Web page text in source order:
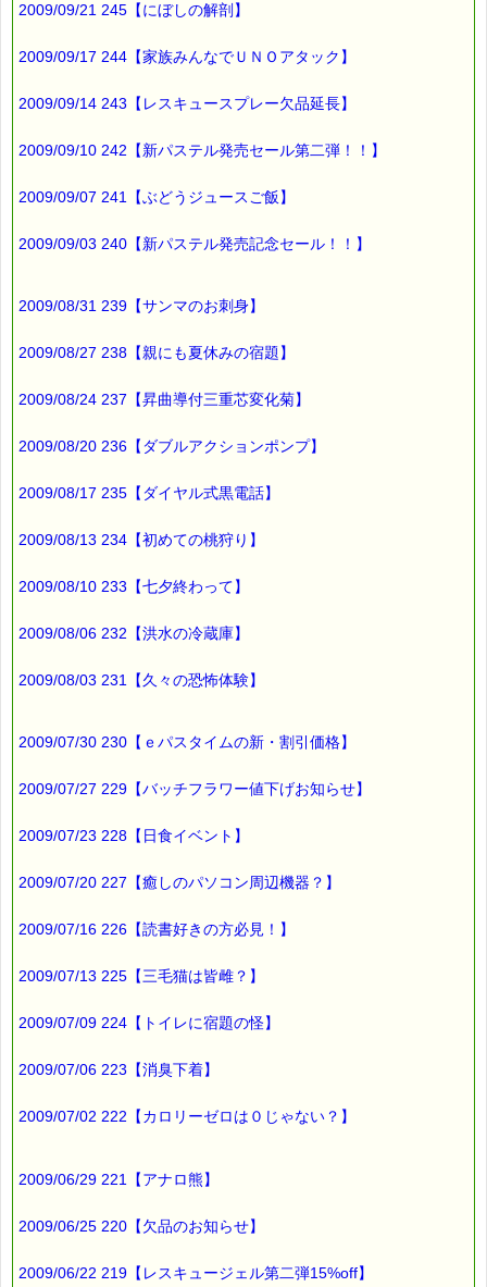
ます
https://pass-thyme.com/fit/p033.asp
https://pass-thyme.com/fit/p005.asp
▼過去のオススメ情報
ゴールデンウイークが
終わっちゃいましたね。
下記の期間中にご注文頂いた方には
5月3日（日）～ 5月6日（水）
大変お待たせして申し訳ありません。
順次発送作業をしておりますので、
今しばらくお待ちください。
いつもより当たる確率が高い
最後まで読んでいただきありがとうございます。
お客様からのご投稿もお待ちしています。
■メルマガ読者だけの eクーポン券 プレゼント
━━━━━━━━☆
有効期限 ：2009/05/14(木)まで
タイプ ：くじタイプ★高確率★
バッチフラワーレメディ・レスキュークリーム１本当毎に
割引き金額は、買い物カゴで内容確認する際に決定します。
当たる確率は（★1等：10% ★2等：20% ★3等：70%）で
※1度のご購入につき1枚しかご利用いただけません。
→https://pass-thyme.com/info/#coupon
∞∞∞∞∞∞∞∞∞∞∞∞∞∞∞∞∞∞∞∞∞∞∞∞∞∞∞∞∞∞∞∞∞
このメールはｅパスタイムをご利用（ご注文、お問い合わせ、プ
応募など）していただいたお客様だけにお届けする限定配信メー
2009/09/21 245【にぼしの解剖】
2009/09/17 244【家族みんなでＵＮＯアタック】
2009/09/14 243【レスキュースプレー欠品延長】
2009/09/10 242【新パステル発売セール第二弾！！】
2009/09/07 241【ぶどうジュースご飯】
2009/09/03 240【新パステル発売記念セール！！】
2009/08/31 239【サンマのお刺身】
2009/08/27 238【親にも夏休みの宿題】
2009/08/24 237【昇曲導付三重芯変化菊】
2009/08/20 236【ダブルアクションポンプ】
2009/08/17 235【ダイヤル式黒電話】
2009/08/13 234【初めての桃狩り】
2009/08/10 233【七夕終わって】
2009/08/06 232【洪水の冷蔵庫】
2009/08/03 231【久々の恐怖体験】
2009/07/30 230【ｅパスタイムの新・割引価格】
2009/07/27 229【バッチフラワー値下げお知らせ】
2009/07/23 228【日食イベント】
2009/07/20 227【癒しのパソコン周辺機器？】
2009/07/16 226【読書好きの方必見！】
2009/07/13 225【三毛猫は皆雌？】
2009/07/09 224【トイレに宿題の怪】
2009/07/06 223【消臭下着】
2009/07/02 222【カロリーゼロは０じゃない？】
2009/06/29 221【アナロ熊】
2009/06/25 220【欠品のお知らせ】
2009/06/22 219【レスキュージェル第二弾15%off】